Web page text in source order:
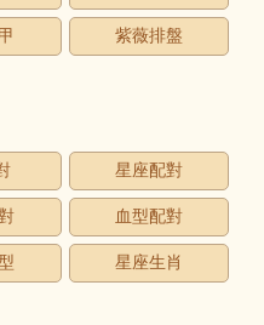
紫薇排盤
星座配對
血型配對
星座生肖